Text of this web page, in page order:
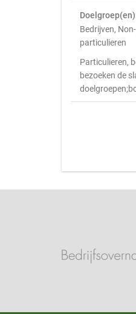
Bedrijven,
particulieren
Particulieren,
bezoeken de